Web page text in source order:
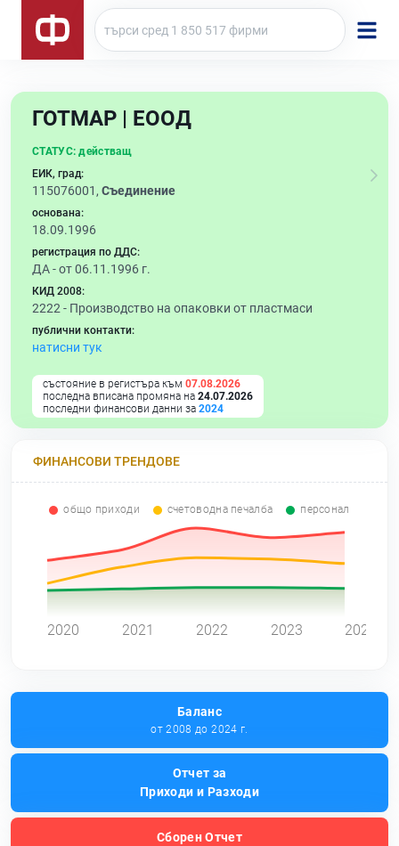
ГОТМАР | ЕООД
СТАТУС: действащ
ЕИК, град:
115076001, Съединение
основана:
18.09.1996
регистрация по ДДС:
ДА - от 06.11.1996 г.
КИД 2008:
2222 - Производство на опаковки от пластмаси
публични контакти:
натисни тук
състояние в регистъра към 07.08.2026
последна вписана промяна на 24.07.2026
последни финансови данни за 2024
ФИНАНСОВИ ТРЕНДОВЕ
общо приходи счетоводна печалба персонал
2020 2021 2022 2023 2024
Баланс
от 2008 до 2024 г.
Отчет за
Приходи и Разходи
Сборен Отчет